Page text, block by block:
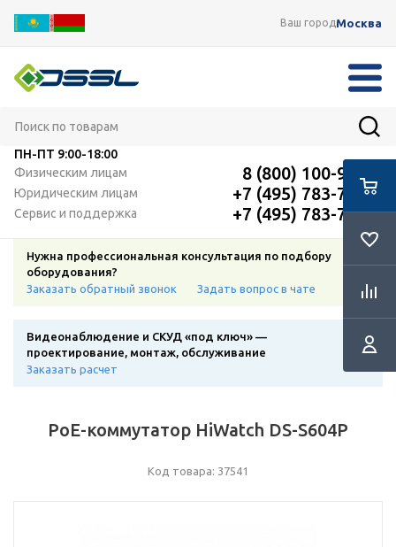
Ваш городМосква
ПН-ПТ 9:00-18:00
Физическим лицам
8 (800) 100-91-12
Юридическим лицам +7 (495) 783-72-87
Сервис и поддержка +7 (495) 783-72-87
Нужна профессиональная консультация по подбору
оборудования?
Заказать обратный звонок
Задать вопрос в чате
Видеонаблюдение и СКУД «под ключ» —
проектирование, монтаж, обслуживание
Заказать расчет
PoE-коммутатор HiWatch DS-S604P
Код товара: 37541